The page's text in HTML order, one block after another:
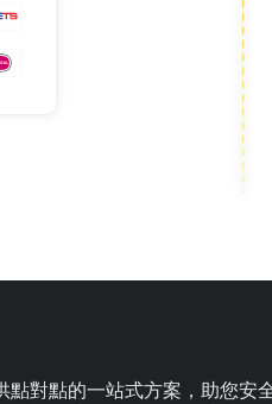
對點的一站式方案，助您安